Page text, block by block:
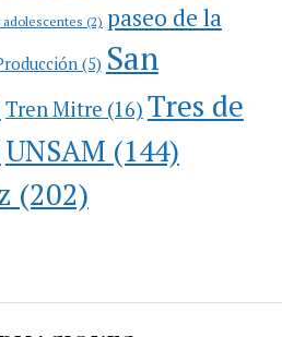
adolescentes (2) paseo de la
(5) San
Tren Mitre (16) Tres de
UNSAM (144)
(202)